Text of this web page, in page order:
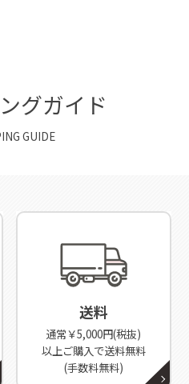
グガイド
GUIDE
送料
通常￥5,000円(税抜)
以上ご購入で送料無料
(手数料無料)